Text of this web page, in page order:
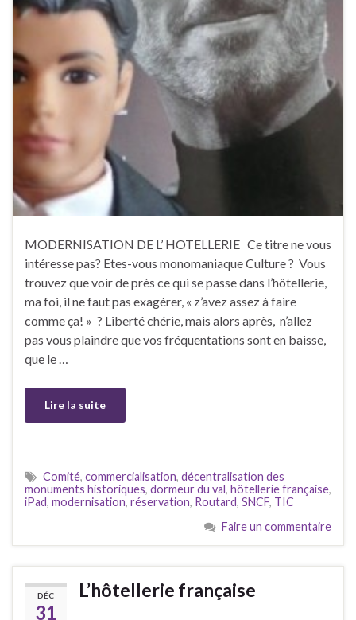
MODERNISATION DE L’ HOTELLERIE Ce titre ne vous
intéresse pas? Etes-vous monomaniaque Culture ? Vous
trouvez que voir de près ce qui se passe dans l’hôtellerie,
ma foi, il ne faut pas exagérer, « z’avez assez à faire
comme ça! » ? Liberté chérie, mais alors après, n’allez
pas vous plaindre que vos fréquentations sont en baisse,
que le …
Lire la suite
Comité, commercialisation, décentralisation des
monuments historiques, dormeur du val, hôtellerie française,
iPad, modernisation, réservation, Routard, SNCF, TIC
Faire un commentaire
DÉC
31
L’hôtellerie française